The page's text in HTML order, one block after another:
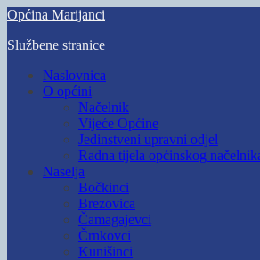
Skip
main
Općina Marijanci
Službene stranice
Toggle
mobile
Naslovnica
O općini
Načelnik
Vijeće Općine
Jedinstveni upravni odjel
Radna tijela općinskog
Naselja
Bočkinci
Brezovica
Čamagajevci
Črnkovci
Kunišinci